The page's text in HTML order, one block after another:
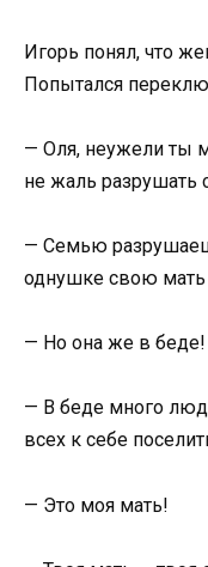
Игорь понял, что
Попытался
— Оля, неужели ты
не жаль разрушать
— Семью
однушке свою
— Но она же в беде!
— В беде много
всех к себе
— Это моя мать!